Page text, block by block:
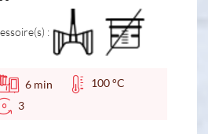
:
6 min
100 °C
3